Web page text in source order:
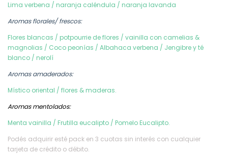
Lima verbena / naranja caléndula / naranja lavanda
Aromas florales/ frescos:
Flores blancas / potpourrie de flores / vainilla con camelias &
magnolias / Coco peonías / Albahaca verbena / Jengibre y té
blanco / nerolí
Aromas amaderados:
Místico oriental / flores & maderas.
Aromas mentolados:
Menta vainilla / Frutilla eucalipto / Pomelo Eucalipto.
Podés adquirir esté pack en 3 cuotas sin interés con cualquier
tarjeta de crédito o débito.